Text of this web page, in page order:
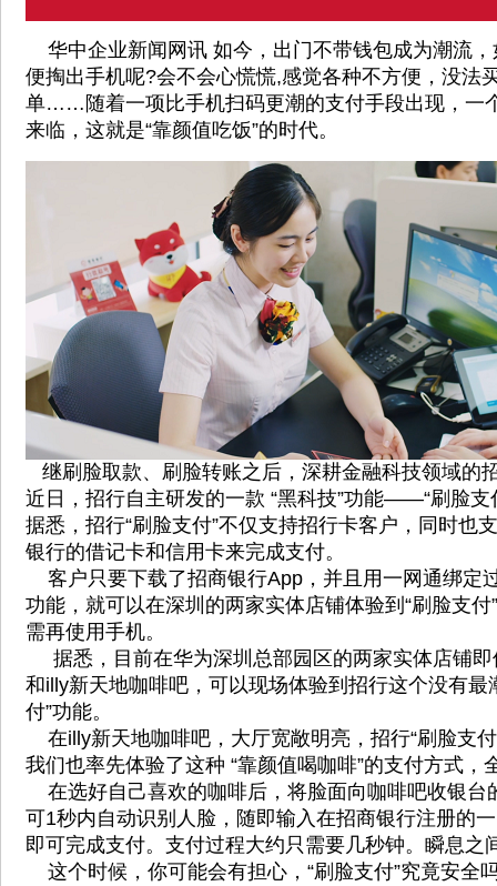
华中企业新闻网讯 如今，出门不带钱包成为潮流
便掏出手机呢?会不会心慌慌,感觉各种不方便，没法
单……随着一项比手机扫码更潮的支付手段出现，一
来临，这就是“靠颜值吃饭”的时代。
继刷脸取款、刷脸转账之后，深耕金融科技领域的
近日，招行自主研发的一款 “黑科技”功能——“刷脸支
据悉，招行“刷脸支付”不仅支持招行卡客户，同时也
银行的借记卡和信用卡来完成支付。
客户只要下载了招商银行App，并且用一网通绑定
功能，就可以在深圳的两家实体店铺体验到“刷脸支
需再使用手机。
据悉，目前在华为深圳总部园区的两家实体店铺即
和illy新天地咖啡吧，可以现场体验到招行这个没有最
付”功能。
在illy新天地咖啡吧，大厅宽敞明亮，招行“刷脸支
我们也率先体验了这种 “靠颜值喝咖啡”的支付方式，
在选好自己喜欢的咖啡后，将脸面向咖啡吧收银台
可1秒内自动识别人脸，随即输入在招商银行注册的
即可完成支付。支付过程大约只需要几秒钟。瞬息之
这个时候，你可能会有担心，“刷脸支付”究竟安全